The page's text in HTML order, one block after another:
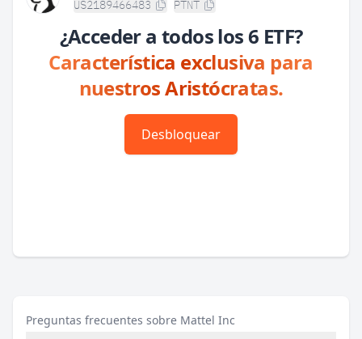
US2189466483 PTNT
¿Acceder a todos los 6 ETF?
Característica exclusiva para
nuestros Aristócratas.
Desbloquear
Preguntas frecuentes sobre Mattel Inc